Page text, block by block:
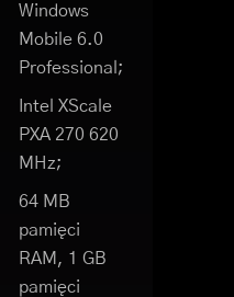
Windows
Mobile 6.0
Professional;
Intel XScale
PXA 270 620
MHz;
64 MB
pamięci
RAM, 1 GB
pamięci